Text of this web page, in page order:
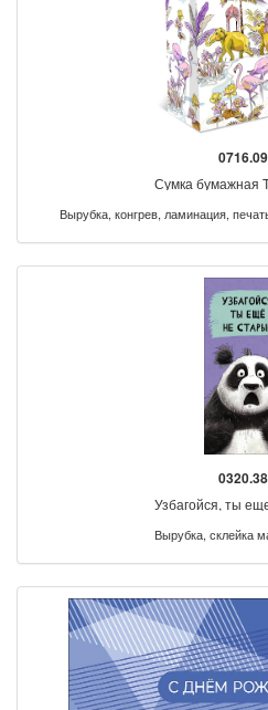
Сумка бумажная
Вырубка, конгрев, ламинация,
Узбагойся, ты
Вырубка, склейка